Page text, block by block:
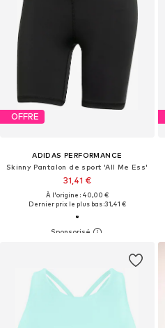
OFFRE
ADIDAS PERFORMANCE
Skinny Pantalon de sport 'All Me Ess'
31,41 €
À l'origine : 40,00 €
Dernier prix le plus bas :31,41 €